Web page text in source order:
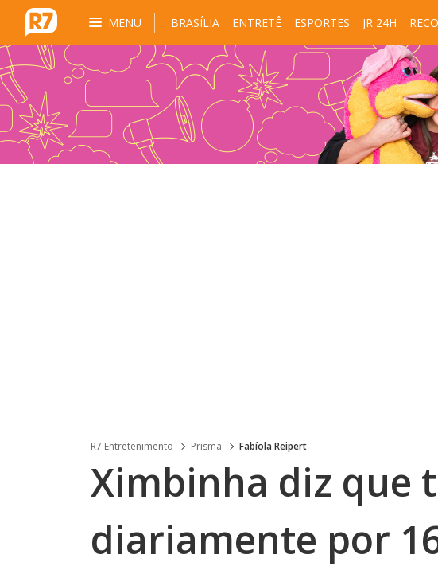
MENU BRASÍLIA ENTRETÊ ESPORTES JR 24H
R7 Entretenimento Prisma Fabíola Reipert
Ximbinha diz que
diariamente por